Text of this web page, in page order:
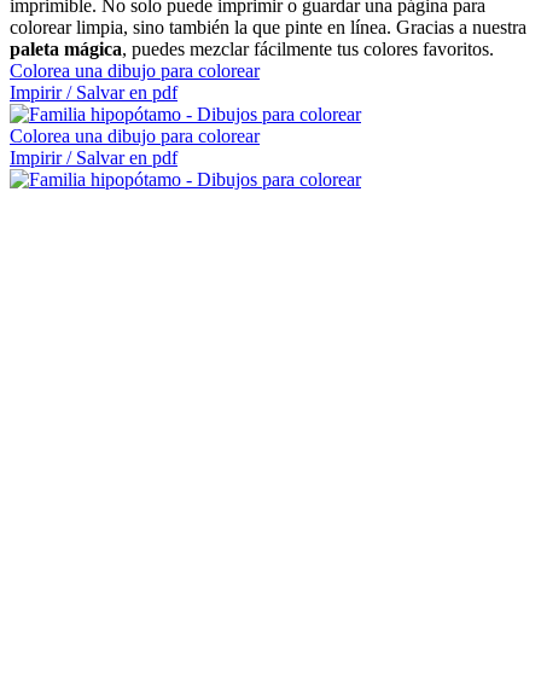
imprimible. No solo puede imprimir o guardar una página para
colorear limpia, sino también la que pinte en línea. Gracias a nuestra
paleta mágica, puedes mezclar fácilmente tus colores favoritos.
Colorea una dibujo para colorear
Impirir / Salvar en pdf
Colorea una dibujo para colorear
Impirir / Salvar en pdf